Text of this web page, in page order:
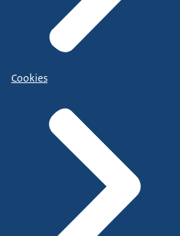
Cookies